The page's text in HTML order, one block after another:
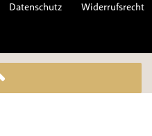
Datenschutz Widerrufsrecht